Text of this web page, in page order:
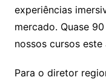
experiências
mercado. Quase
nossos cursos este
Para o diretor